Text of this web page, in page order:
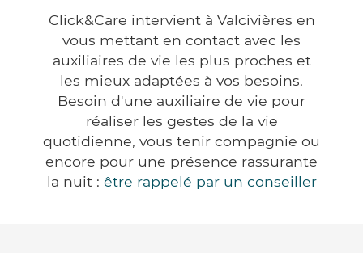
Click&Care intervient à Valcivières en
vous mettant en contact avec les
auxiliaires de vie les plus proches et
les mieux adaptées à vos besoins.
Besoin d'une auxiliaire de vie pour
réaliser les gestes de la vie
quotidienne, vous tenir compagnie ou
encore pour une présence rassurante
la nuit : être rappelé par un conseiller